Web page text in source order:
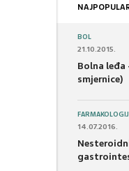
BOL
21.10.2015.
Bolna leđa
smjernice)
14.07.2016.